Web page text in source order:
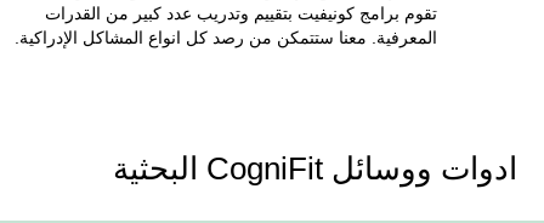
تقوم برامج كونيفيت بتقييم وتدريب عدد كبير من القدرات
المعرفية. معنا ستتمكن من رصد كل انواع المشاكل الإدراكية.
ادوات ووسائل CogniFit البحثية